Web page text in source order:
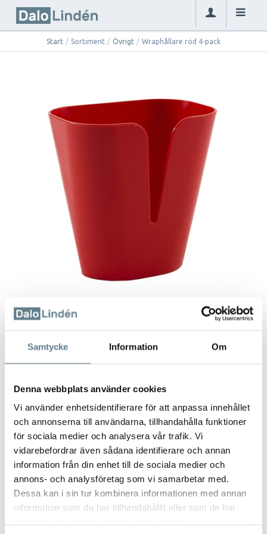
Samtycke Information Om
Denna webbplats använder cookies
Vi använder enhetsidentifierare för att anpassa innehållet
och annonserna till användarna, tillhandahålla funktioner
för sociala medier och analysera vår trafik. Vi
vidarebefordrar även sådana identifierare och annan
information från din enhet till de sociala medier och
annons- och analysföretag som vi samarbetar med.
Dessa kan i sin tur kombinera informationen med annan
information som du har tillhandahållit eller som de har
Start / Sortiment / Övrigt / Wraphållare röd 4-pack
Wraphållare röd 4-pack
1200420-10
Beskrivning
Wraphållare 4-pack, röd.
Tillverkad av PP.
Vik brödet, stoppa det i hållaren och fyll med t ex köttfärs, kyckling,